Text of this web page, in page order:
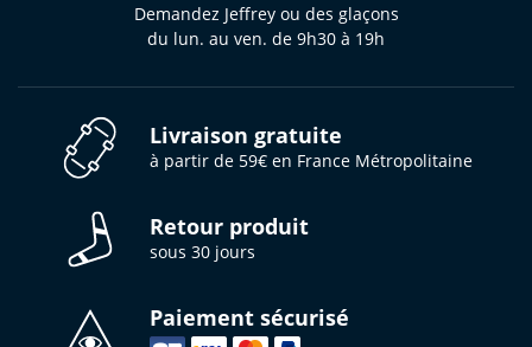
Demandez Jeffrey ou des glaçons
du lun. au ven. de 9h30 à 19h
Livraison gratuite
à partir de 59€ en France Métropolitaine
Retour produit
sous 30 jours
Paiement sécurisé